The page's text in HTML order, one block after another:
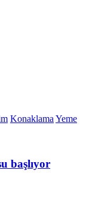
Konaklama Yeme
başlıyor